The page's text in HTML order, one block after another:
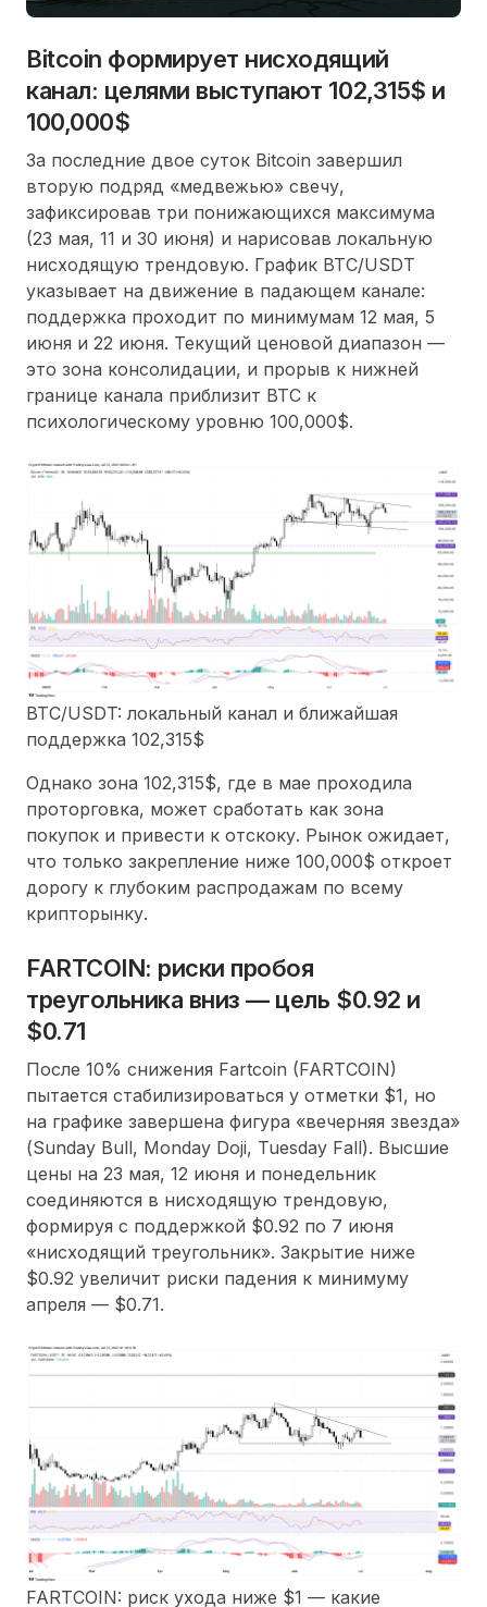
Bitcoin формирует нисходящий
канал: целями выступают 102,315$ и
100,000$
За последние двое суток Bitcoin завершил
вторую подряд «медвежью» свечу,
зафиксировав три понижающихся максимума
(23 мая, 11 и 30 июня) и нарисовав локальную
нисходящую трендовую. График BTC/USDT
указывает на движение в падающем канале:
поддержка проходит по минимумам 12 мая, 5
июня и 22 июня. Текущий ценовой диапазон —
это зона консолидации, и прорыв к нижней
границе канала приблизит BTC к
психологическому уровню 100,000$.
BTC/USDT: локальный канал и ближайшая
поддержка 102,315$
Однако зона 102,315$, где в мае проходила
проторговка, может сработать как зона
покупок и привести к отскоку. Рынок ожидает,
что только закрепление ниже 100,000$ откроет
дорогу к глубоким распродажам по всему
крипторынку.
FARTCOIN: риски пробоя
треугольника вниз — цель $0.92 и
$0.71
После 10% снижения Fartcoin (FARTCOIN)
пытается стабилизироваться у отметки $1, но
на графике завершена фигура «вечерняя звезда»
(Sunday Bull, Monday Doji, Tuesday Fall). Высшие
цены на 23 мая, 12 июня и понедельник
соединяются в нисходящую трендовую,
формируя с поддержкой $0.92 по 7 июня
«нисходящий треугольник». Закрытие ниже
$0.92 увеличит риски падения к минимуму
апреля — $0.71.
FARTCOIN: риск ухода ниже $1 — какие